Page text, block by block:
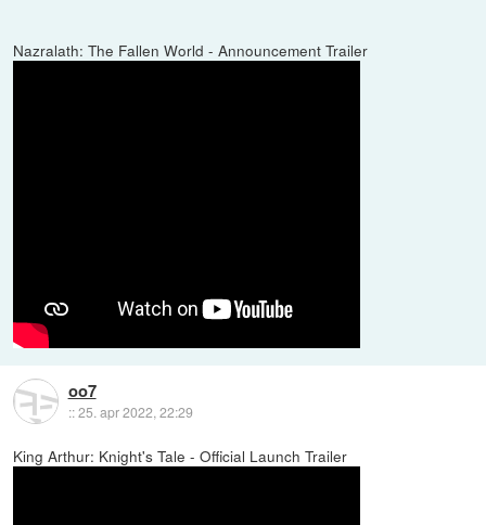
Nazralath: The Fallen World - Announcement Trailer
oo7
::25. apr 2022, 22:29
King Arthur: Knight's Tale - Official Launch Trailer